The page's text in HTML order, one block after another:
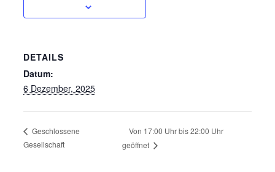
DETAILS
Datum:
6 Dezember, 2025
Geschlossene
Gesellschaft
Von 17:00 Uhr bis 22:00 Uhr
geöffnet